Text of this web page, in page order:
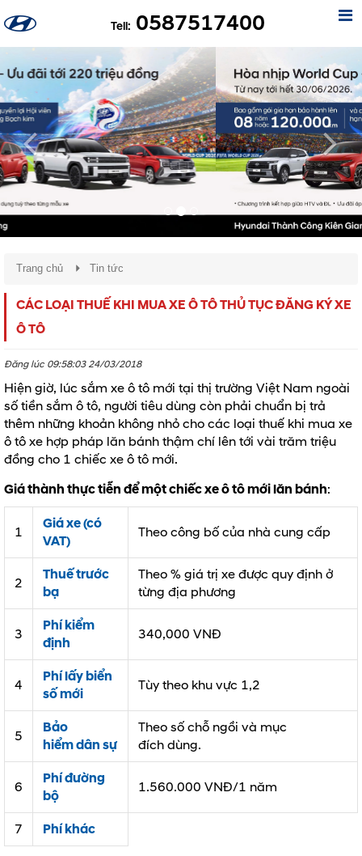
Tell: 0587517400
Previous
Trang chủ Tin tức
CÁC LOẠI THUẾ KHI MUA XE Ô TÔ THỦ TỤC ĐĂNG KÝ XE
Ô TÔ
Đăng lúc 09:58:03 24/03/2018
Hiện giờ, lúc sắm xe ô tô mới tại thị trường Việt Nam ngoài
số tiền sắm ô tô, người tiêu dùng còn phải chuẩn bị trả
thêm những khoản không nhỏ cho các loại thuế khi mua xe
ô tô xe hợp pháp lăn bánh thậm chí lên tới vài trăm triệu
đồng cho 1 chiếc xe ô tô mới.
Giá thành thực tiễn để một chiếc xe ô tô mới lăn bánh:
1
Giá xe (có
VAT)
Theo công bố của nhà cung cấp
2
Thuế trước
bạ
Theo % giá trị xe được quy định ở
từng địa phương
3
Phí kiểm
định
340,000 VNĐ
4
Phí lấy biển
số mới
Tùy theo khu vực 1,2
5
Bảo
hiểm dân sự
Theo số chỗ ngồi và mục
đích dùng.
6
Phí đường
bộ
1.560.000 VNĐ/1 năm
7 Phí khác